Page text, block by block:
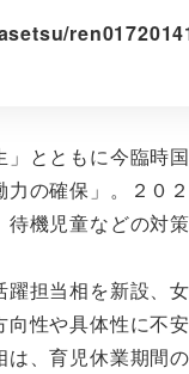
とともに今臨時国
の確保」。２０
機児童などの対
担当相を新設、
性や具体性に不
、育児休業期間